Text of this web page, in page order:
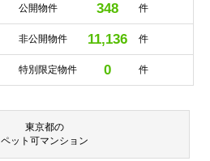
公開物件 348 件
非公開物件 11,136 件
特別限定物件 0 件
東京都の
ペット可マンション